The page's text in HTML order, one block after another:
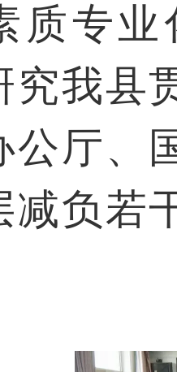
质专
究我县
公厅、
减负若